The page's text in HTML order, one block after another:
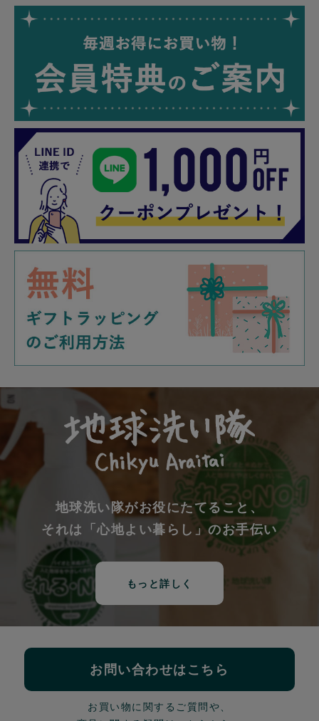
地球洗い隊がお役にたてること、
それは「心地よい暮らし」のお手伝い
もっと詳しく
お問い合わせはこちら
お買い物に関するご質問や、